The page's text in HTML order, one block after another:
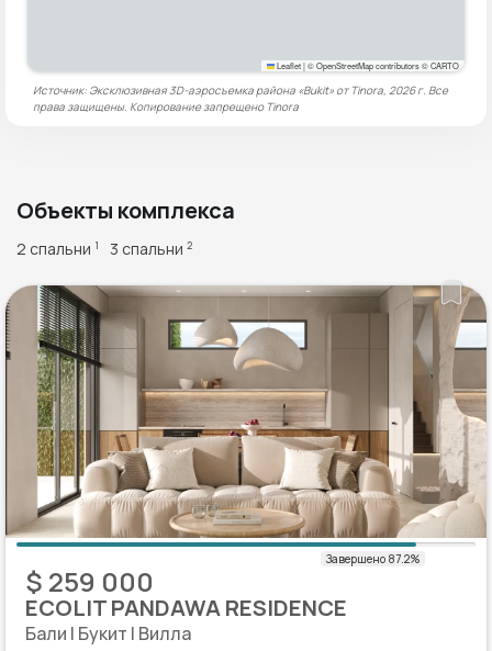
Leaflet|© OpenStreetMap contributors © CARTO
Источник: Эксклюзивная 3D-аэросъемка района «Bukit» от Tinora, 2026 г. Все
права защищены. Копирование запрещено Tinora
Объекты комплекса
2 спальни 1 3 спальни 2
$ 259 000
ECOLIT PANDAWA RESIDENCE
Бали | Букит | Вилла